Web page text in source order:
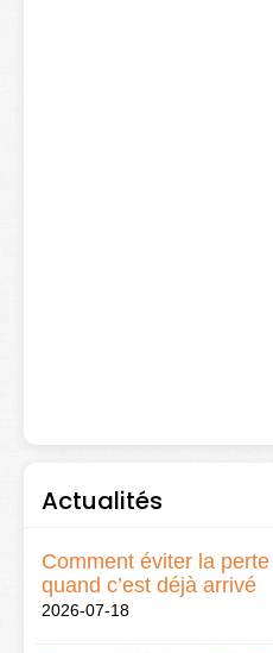
Actualités
Comment éviter la
quand c’est déjà arrivé
2026-07-18